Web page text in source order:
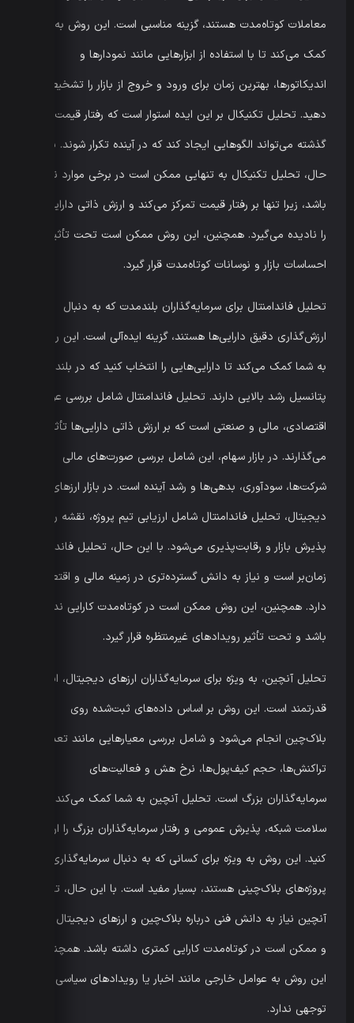
معاملات کوتاه‌مدت هستند، گزینه مناسبی است. این روش به شما
کمک می‌کند تا با استفاده از ابزارهایی مانند نمودارها و
اندیکاتورها، بهترین زمان برای ورود و خروج از بازار را تشخیص
دهید. تحلیل تکنیکال بر این ایده استوار است که رفتار قیمت در
گذشته می‌تواند الگوهایی ایجاد کند که در آینده تکرار شوند. با این
حال، تحلیل تکنیکال به تنهایی ممکن است در برخی موارد ناکافی
باشد، زیرا تنها بر رفتار قیمت تمرکز می‌کند و ارزش ذاتی دارایی‌ها
را نادیده می‌گیرد. همچنین، این روش ممکن است تحت تأثیر
احساسات بازار و نوسانات کوتاه‌مدت قرار گیرد.
تحلیل فاندامنتال برای سرمایه‌گذاران بلندمدت که به دنبال
ارزش‌گذاری دقیق دارایی‌ها هستند، گزینه ایده‌آلی است. این روش
به شما کمک می‌کند تا دارایی‌هایی را انتخاب کنید که در بلندمدت
پتانسیل رشد بالایی دارند. تحلیل فاندامنتال شامل بررسی عوامل
اقتصادی، مالی و صنعتی است که بر ارزش ذاتی دارایی‌ها تأثیر
می‌گذارند. در بازار سهام، این شامل بررسی صورت‌های مالی
شرکت‌ها، سودآوری، بدهی‌ها و رشد آینده است. در بازار ارزهای
دیجیتال، تحلیل فاندامنتال شامل ارزیابی تیم پروژه، نقشه راه،
پذیرش بازار و رقابت‌پذیری می‌شود. با این حال، تحلیل فاندامنتال
زمان‌بر است و نیاز به دانش گسترده‌تری در زمینه مالی و اقتصادی
دارد. همچنین، این روش ممکن است در کوتاه‌مدت کارایی نداشته
باشد و تحت تأثیر رویدادهای غیرمنتظره قرار گیرد.
تحلیل آنچین، به ویژه برای سرمایه‌گذاران ارزهای دیجیتال، ابزاری
قدرتمند است. این روش بر اساس داده‌های ثبت‌شده روی
بلاک‌چین انجام می‌شود و شامل بررسی معیارهایی مانند تعداد
تراکنش‌ها، حجم کیف‌پول‌ها، نرخ هش و فعالیت‌های
سرمایه‌گذاران بزرگ است. تحلیل آنچین به شما کمک می‌کند تا
سلامت شبکه، پذیرش عمومی و رفتار سرمایه‌گذاران بزرگ را ارزیابی
کنید. این روش به ویژه برای کسانی که به دنبال سرمایه‌گذاری در
پروژه‌های بلاک‌چینی هستند، بسیار مفید است. با این حال، تحلیل
آنچین نیاز به دانش فنی درباره بلاک‌چین و ارزهای دیجیتال دارد
و ممکن است در کوتاه‌مدت کارایی کمتری داشته باشد. همچنین،
این روش به عوامل خارجی مانند اخبار یا رویدادهای سیاسی
توجهی ندارد.